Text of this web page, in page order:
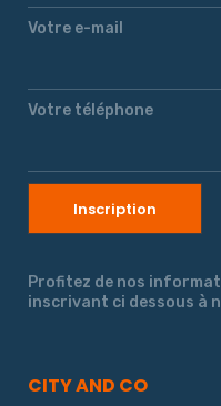
Votre e-mail
Votre téléphone
Profitez de nos
inscrivant ci dessous à
CITY AND CO